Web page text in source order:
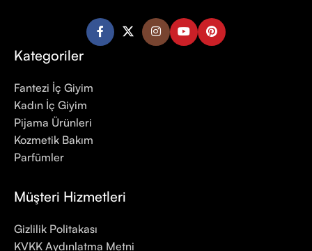
Kategoriler
Fantezi İç Giyim
Kadın İç Giyim
Pijama Ürünleri
Kozmetik Bakım
Parfümler
Müşteri Hizmetleri
Gizlilik Politakası
KVKK Aydınlatma Metni